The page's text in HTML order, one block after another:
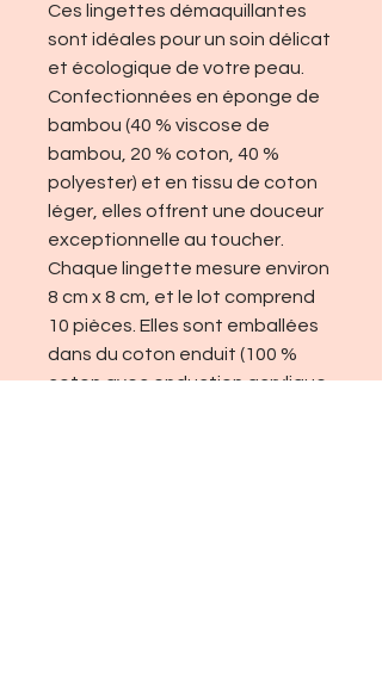
Ces lingettes démaquillantes
sont idéales pour un soin délicat
et écologique de votre peau.
Confectionnées en éponge de
bambou (40 % viscose de
bambou, 20 % coton, 40 %
polyester) et en tissu de coton
léger, elles offrent une douceur
exceptionnelle au toucher.
Chaque lingette mesure environ
8 cm x 8 cm, et le lot comprend
10 pièces. Elles sont emballées
dans du coton enduit (100 %
coton avec enduction acrylique,